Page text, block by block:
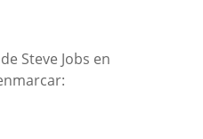
Steve Jobs en